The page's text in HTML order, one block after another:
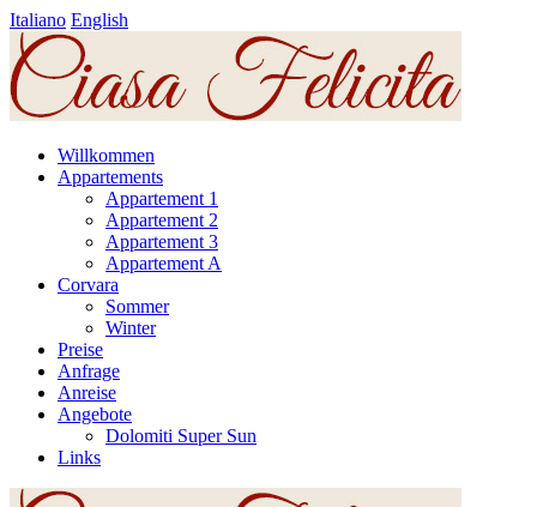
Italiano English
Willkommen
Appartements
Appartement 1
Appartement 2
Appartement 3
Appartement A
Corvara
Sommer
Winter
Preise
Anfrage
Anreise
Angebote
Dolomiti Super Sun
Links